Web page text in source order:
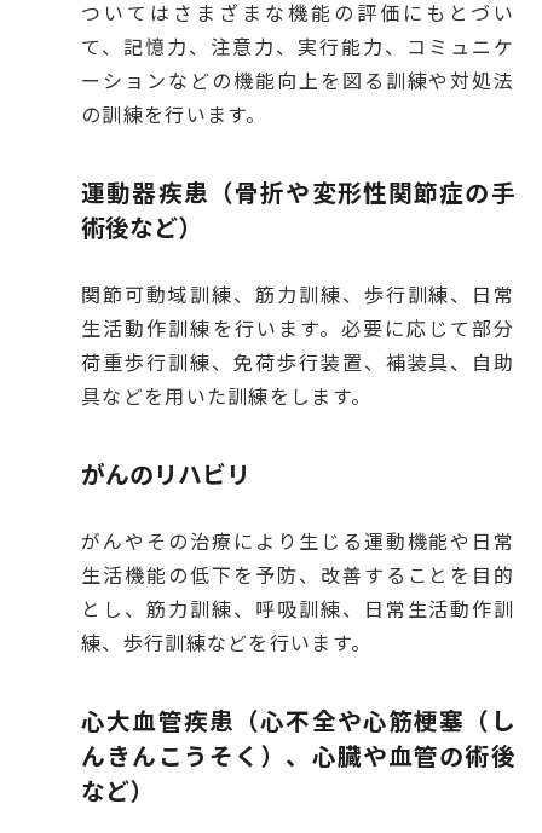
ついてはさまざまな機能の評価にもとづい
て、記憶力、注意力、実行能力、コミュニケ
ーションなどの機能向上を図る訓練や対処法
の訓練を行います。
運動器疾患（骨折や変形性関節症の手
術後など）
関節可動域訓練、筋力訓練、歩行訓練、日常
生活動作訓練を行います。必要に応じて部分
荷重歩行訓練、免荷歩行装置、補装具、自助
具などを用いた訓練をします。
がんのリハビリ
がんやその治療により生じる運動機能や日常
生活機能の低下を予防、改善することを目的
とし、筋力訓練、呼吸訓練、日常生活動作訓
練、歩行訓練などを行います。
心大血管疾患（心不全や心筋梗塞（し
んきんこうそく）、心臓や血管の術後
など）